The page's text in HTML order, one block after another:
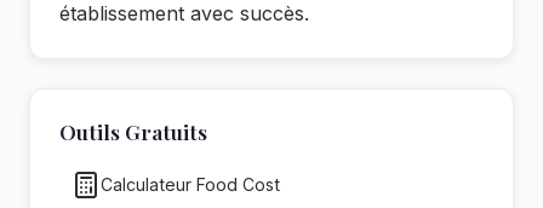
établissement avec succès.
Outils Gratuits
Calculateur Food Cost